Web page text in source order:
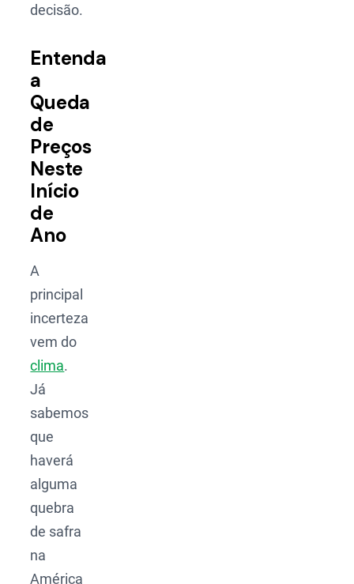
decisão.
Entenda
a
Queda
de
Preços
Neste
Início
de
Ano
A
principal
incerteza
vem do
clima.
Já
sabemos
que
haverá
alguma
quebra
de safra
na
América